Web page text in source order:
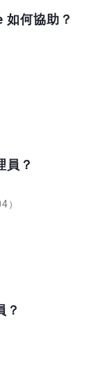
如何協助？
員？
）
？